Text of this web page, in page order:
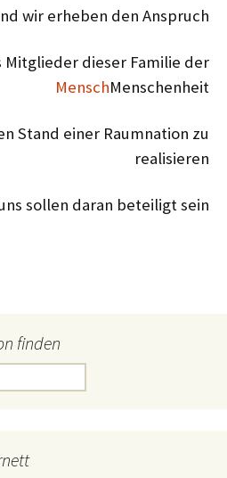
wir erheben den Anspruch
Mitglieder dieser Familie der
MenschMenschenheit
Stand einer Raumnation zu
realisieren
sollen daran beteiligt sein
finden